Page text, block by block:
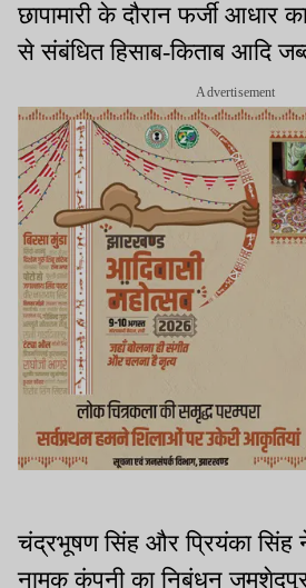
छापामारी के दौरान फर्जी आधार
से संबंधित हिसाब-किताब आदि
Advertisement
चंद्रभूषण सिंह और प्रियंका
नामक कंपनी का निबंधन